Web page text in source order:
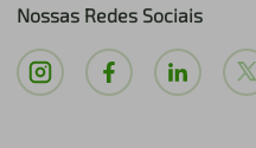
Nossas Redes Sociais